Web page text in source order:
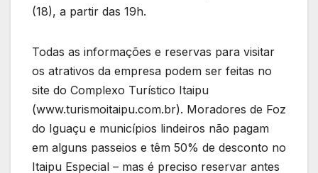
(18), a partir das 19h.
Todas as informações e reservas para visitar
os atrativos da empresa podem ser feitas no
site do Complexo Turístico Itaipu
(www.turismoitaipu.com.br). Moradores de Foz
do Iguaçu e municípios lindeiros não pagam
em alguns passeios e têm 50% de desconto no
Itaipu Especial – mas é preciso reservar antes